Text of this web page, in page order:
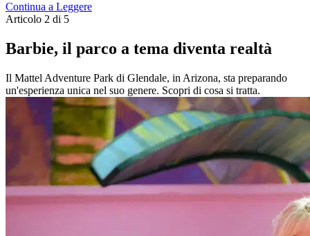
Continua a Leggere
Articolo 2 di 5
Barbie, il parco a tema diventa realtà
Il Mattel Adventure Park di Glendale, in Arizona, sta preparando
un'esperienza unica nel suo genere. Scopri di cosa si tratta.